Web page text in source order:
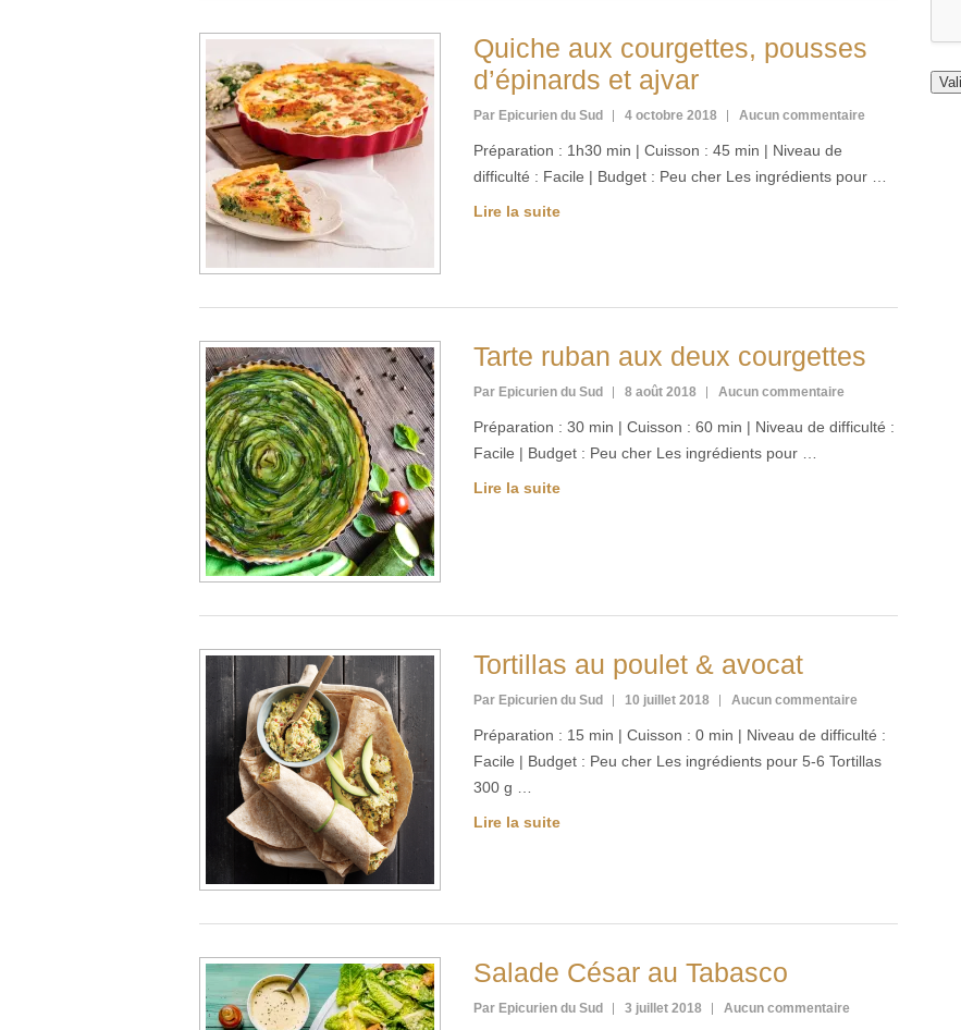
Quiche aux courgettes, pousses
d’épinards et ajvar
Par Epicurien du Sud 4 octobre 2018 Aucun commentaire
Préparation : 1h30 min | Cuisson : 45 min | Niveau de
difficulté : Facile | Budget : Peu cher Les ingrédients pour …
Lire la suite
Tarte ruban aux deux courgettes
Par Epicurien du Sud 8 août 2018 Aucun commentaire
Préparation : 30 min | Cuisson : 60 min | Niveau de difficulté :
Facile | Budget : Peu cher Les ingrédients pour …
Lire la suite
Tortillas au poulet & avocat
Par Epicurien du Sud 10 juillet 2018 Aucun commentaire
Préparation : 15 min | Cuisson : 0 min | Niveau de difficulté :
Facile | Budget : Peu cher Les ingrédients pour 5-6 Tortillas
300 g …
Lire la suite
Salade César au Tabasco
Par Epicurien du Sud 3 juillet 2018 Aucun commentaire